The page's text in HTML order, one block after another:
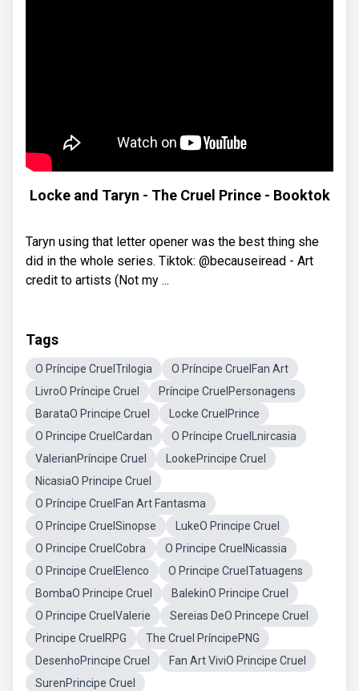
Locke and Taryn - The Cruel Prince - Booktok
Taryn using that letter opener was the best thing she
did in the whole series. Tiktok: @becauseiread - Art
credit to artists (Not my ...
Tags
O Príncipe CruelTrilogia
O Príncipe CruelFan Art
LivroO Príncipe Cruel
Príncipe CruelPersonagens
BarataO Principe Cruel
Locke CruelPrince
O Principe CruelCardan
O Príncipe CruelLnircasia
ValerianPríncipe Cruel
LookePrincipe Cruel
NicasiaO Principe Cruel
O Príncipe CruelFan Art Fantasma
O Príncipe CruelSinopse
LukeO Principe Cruel
O Principe CruelCobra
O Principe CruelNicassia
O Principe CruelElenco
O Principe CruelTatuagens
BombaO Principe Cruel
BalekinO Principe Cruel
O Principe CruelValerie
Sereias DeO Princepe Cruel
Principe CruelRPG
The Cruel PríncipePNG
DesenhoPrincipe Cruel
Fan Art ViviO Principe Cruel
SurenPrincipe Cruel